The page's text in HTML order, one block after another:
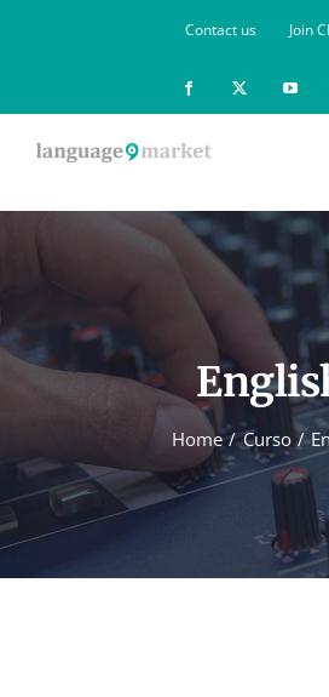
Contact us Join
Facebook
Home Curso